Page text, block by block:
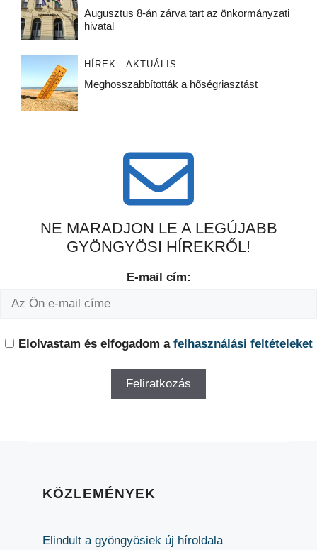
Augusztus 8-án zárva tart az önkormányzati
hivatal
HÍREK - AKTUÁLIS
Meghosszabbították a hőségriasztást
NE MARADJON LE A LEGÚJABB
GYÖNGYÖSI HÍREKRŐL!
E-mail cím:
Elolvastam és elfogadom a felhasználási feltételeket
KÖZLEMÉNYEK
Elindult a gyöngyösiek új híroldala